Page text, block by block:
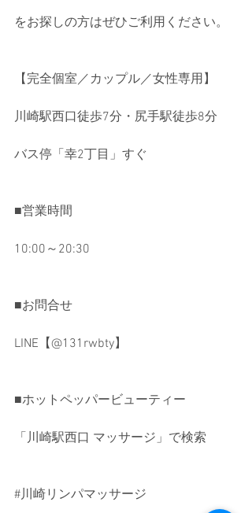
をお探しの方はぜひご利用ください。
【完全個室／カップル／女性専用】
川崎駅西口徒歩7分・尻手駅徒歩8分
バス停「幸2丁目」すぐ
■営業時間
10:00～20:30
■お問合せ
LINE【@131rwbty】
■ホットペッパービューティー
「川崎駅西口 マッサージ」で検索
#川崎リンパマッサージ